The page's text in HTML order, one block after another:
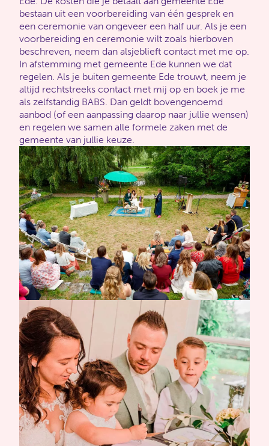
bestaan uit een voorbereiding van één gesprek en
een ceremonie van ongeveer een half uur. Als je een
voorbereiding en ceremonie wilt zoals hierboven
beschreven, neem dan alsjeblieft contact met me op.
In afstemming met gemeente Ede kunnen we dat
regelen. Als je buiten gemeente Ede trouwt, neem je
altijd rechtstreeks contact met mij op en boek je me
als zelfstandig BABS. Dan geldt bovengenoemd
aanbod (of een aanpassing daarop naar jullie wensen)
en regelen we samen alle formele zaken met de
gemeente van jullie keuze.